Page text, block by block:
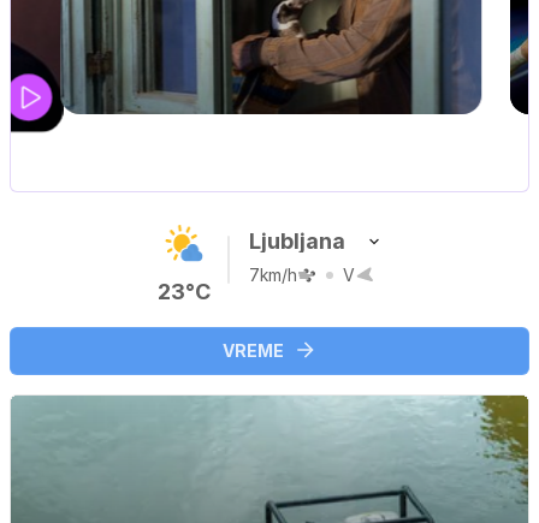
UEFA SUPERPOKAL
23°C
Ljubljana
7km/h V
VREME